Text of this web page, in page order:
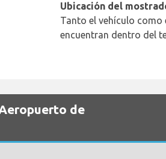
Ubicación del
Tanto el vehículo
encuentran dentro del
de